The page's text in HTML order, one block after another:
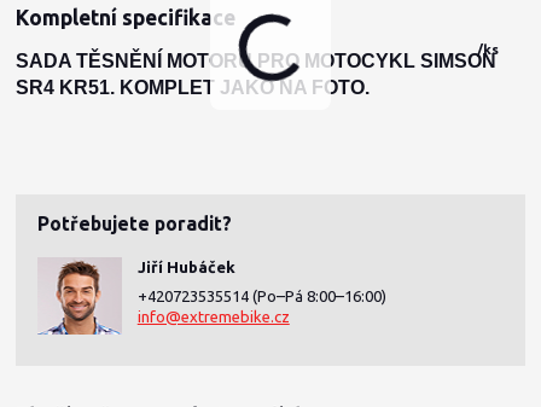
/ks
Kompletní specifikace
SADA TĚSNĚNÍ MOTORU PRO MOTOCYKL SIMSON
SR4 KR51. KOMPLET JAKO NA FOTO.
Potřebujete poradit?
Jiří Hubáček
+420723535514 (Po–Pá 8:00–16:00)
info@extremebike.cz